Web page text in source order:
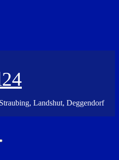
Landshut, Deggendorf